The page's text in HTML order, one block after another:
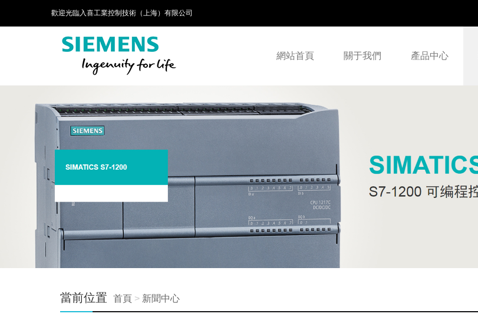
歡迎光臨入喜工業控制技術（上海）有限公司
網站首頁 關于我們 產品中心
當前位置 首頁 > 新聞中心